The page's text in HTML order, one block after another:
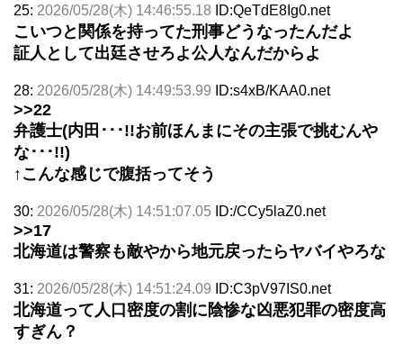
25: 2026/05/28(木) 14:46:55.18 ID:QeTdE8Ig0.net
こいつと関係を持ってた刑事どうなったんだよ
証人として出廷させろよ公人なんだからよ
28: 2026/05/28(木) 14:49:53.99 ID:s4xB/KAA0.net
>>22
弁護士(内田･･･!!お前ほんまにその主張で挑むんや
な･･･!!)
↑こんな感じで腹括ってそう
30: 2026/05/28(木) 14:51:07.05 ID:/CCy5laZ0.net
>>17
北海道は警察も敵やから地元戻ったらヤバイやろな
31: 2026/05/28(木) 14:51:24.09 ID:C3pV97IS0.net
北海道って人口密度の割に陰惨な凶悪犯罪の密度高
すぎん？